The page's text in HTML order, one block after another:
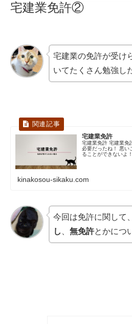
宅建業免許②
宅建業の免許が受け
いてたくさん勉強し
宅建業免許
宅建業免許 宅建業免
必要だったね！ 悪い
ることができないよ！
kinakosou-sikaku.com
今回は免許に関して
し
、無免許とかにつ